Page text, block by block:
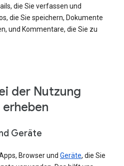
die Sie verfassen und
die Sie speichern, Dokumente
und Kommentare, die Sie zu
der Nutzung
Geräte
Browser und Geräte, die Sie